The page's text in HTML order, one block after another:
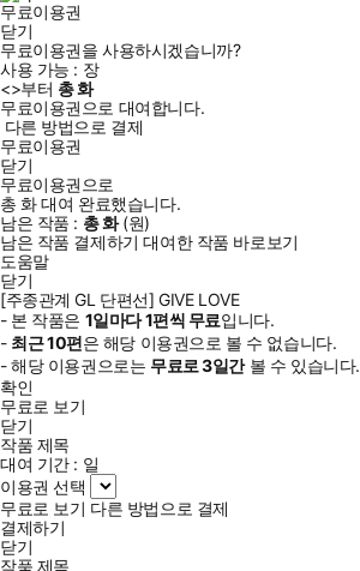
무료이용권
닫기
무료이용권을 사용하시겠습니까?
사용 가능 : 장
<>부터 총화
무료이용권으로 대여합니다.
다른 방법으로 결제
무료이용권
닫기
무료이용권으로
총 화대여 완료했습니다.
남은 작품 : 총화(원)
남은 작품 결제하기 대여한 작품 바로보기
도움말
닫기
[주종관계 GL 단편선] GIVE LOVE
- 본 작품은 1일마다1편씩 무료입니다.
- 최근10편은 해당 이용권으로 볼 수 없습니다.
- 해당 이용권으로는 무료로3일간볼 수 있습니다.
확인
무료로 보기
닫기
작품 제목
대여 기간 : 일
이용권 선택
무료로 보기 다른 방법으로 결제
결제하기
닫기
작품 제목